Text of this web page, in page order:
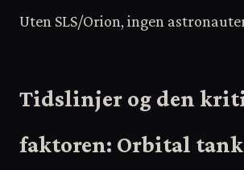
Uten SLS/Orion, ingen
Tidslinjer og den
faktoren: Orbital